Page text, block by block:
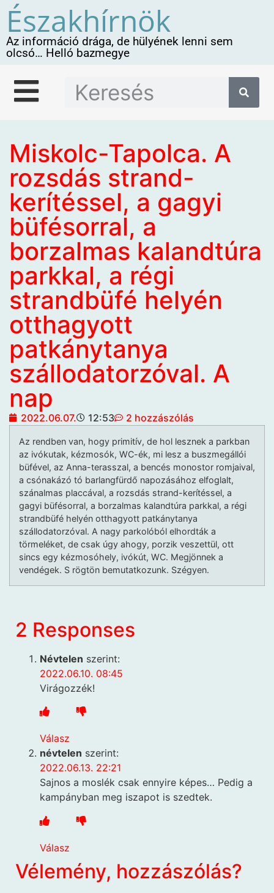
Északhírnök
Az információ drága, de hülyének lenni sem
olcsó… Helló bazmegye
Miskolc-Tapolca. A
rozsdás strand-
kerítéssel, a gagyi
büfésorral, a
borzalmas kalandtúra
parkkal, a régi
strandbüfé helyén
otthagyott
patkánytanya
szállodatorzóval. A
nap
2022.06.07. 12:53 2 hozzászólás
Az rendben van, hogy primitív, de hol lesznek a parkban
az ivókutak, kézmosók, WC-ék, mi lesz a buszmegállói
büfével, az Anna-terasszal, a bencés monostor romjaival,
a csónakázó tó barlangfürdő napozásához elfoglalt,
szánalmas placcával, a rozsdás strand-kerítéssel, a
gagyi büfésorral, a borzalmas kalandtúra parkkal, a régi
strandbüfé helyén otthagyott patkánytanya
szállodatorzóval. A nagy parkolóból elhordták a
törmeléket, de csak úgy ahogy, porzik veszettül, ott
sincs egy kézmosóhely, ivókút, WC. Megjönnek a
vendégek. S rögtön bemutatkozunk. Szégyen.
2 Responses
Névtelen szerint:
2022.06.10. 08:45
Virágozzék!
Válasz
névtelen szerint:
2022.06.13. 22:21
Sajnos a moslék csak ennyire képes… Pedig a
kampányban meg iszapot is szedtek.
Válasz
Vélemény, hozzászólás?